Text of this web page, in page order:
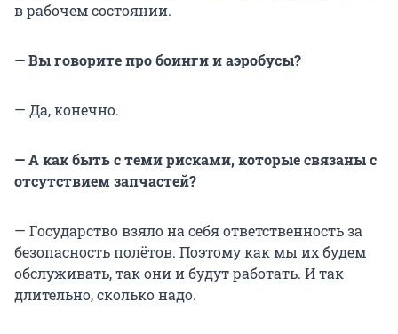
в рабочем состоянии.
— Вы говорите про боинги и аэробусы?
— Да, конечно.
— А как быть с теми рисками, которые связаны с
отсутствием запчастей?
— Государство взяло на себя ответственность за
безопасность полётов. Поэтому как мы их будем
обслуживать, так они и будут работать. И так
длительно, сколько надо.